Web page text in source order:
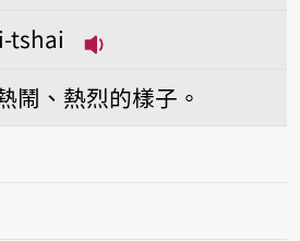
tshai
鬧、熱烈的樣子。